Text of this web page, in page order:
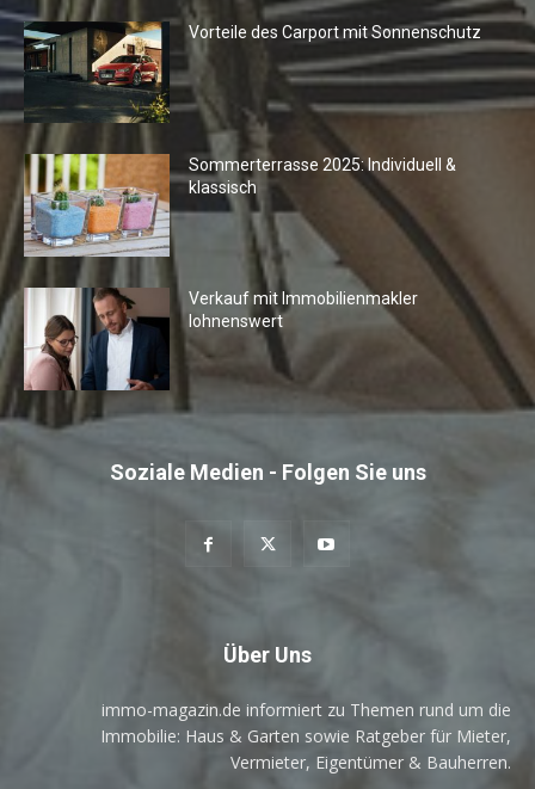
Vorteile des Carport mit Sonnenschutz
Sommerterrasse 2025: Individuell &
klassisch
Verkauf mit Immobilienmakler
lohnenswert
Soziale Medien - Folgen Sie uns
Über Uns
immo-magazin.de informiert zu Themen rund um die
Immobilie: Haus & Garten sowie Ratgeber für Mieter,
Vermieter, Eigentümer & Bauherren.